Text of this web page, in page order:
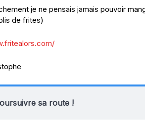
je ne pensais jamais pouvoir
de frites)
sa route !